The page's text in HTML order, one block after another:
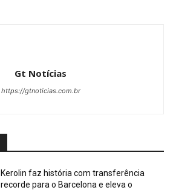
Gt Notícias
https://gtnoticias.com.br
Kerolin faz história com transferência
recorde para o Barcelona e eleva o